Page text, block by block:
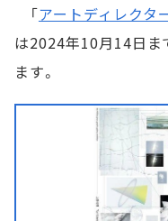
「アートディレクタ
は2024年10月14日ま
ます。